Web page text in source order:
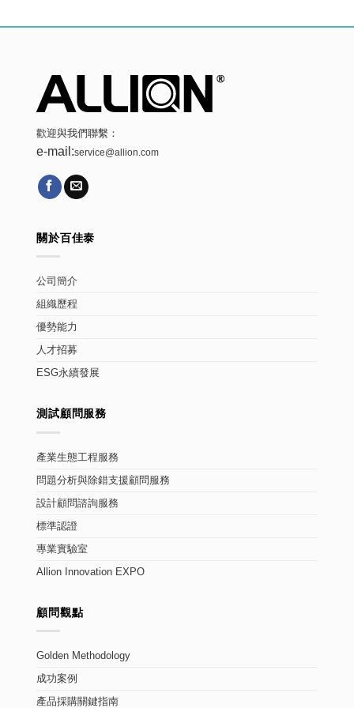
歡迎與我們聯繫：
e-mail:service@allion.com
關於百佳泰
公司簡介
組織歷程
優勢能力
人才招募
ESG永續發展
測試顧問服務
產業生態工程服務
問題分析與除錯支援顧問服務
設計顧問諮詢服務
標準認證
專業實驗室
Allion Innovation EXPO
顧問觀點
Golden Methodology
成功案例
產品採購關鍵指南